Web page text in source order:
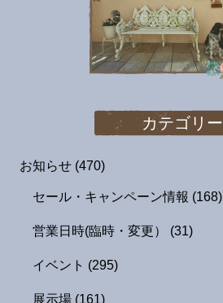
カテゴリー
お知らせ (470)
セール・キャンペーン情報 (168)
営業日時(臨時・変更） (31)
イベント (295)
展示場 (161)